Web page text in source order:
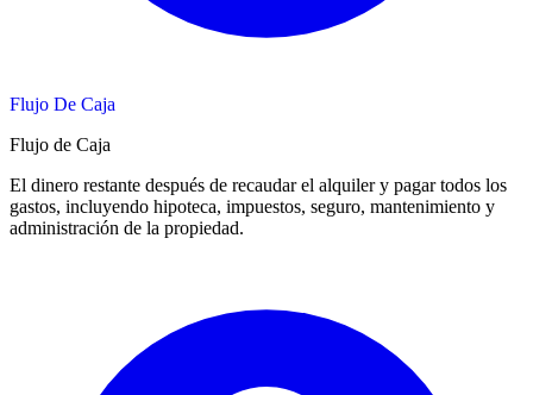
Flujo De Caja
Flujo de Caja
El dinero restante después de recaudar el alquiler y pagar todos los
gastos, incluyendo hipoteca, impuestos, seguro, mantenimiento y
administración de la propiedad.